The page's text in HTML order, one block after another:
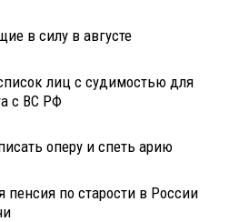
в силу в августе
лиц с судимостью для
с ВС РФ
оперу и спеть арию
по старости в России